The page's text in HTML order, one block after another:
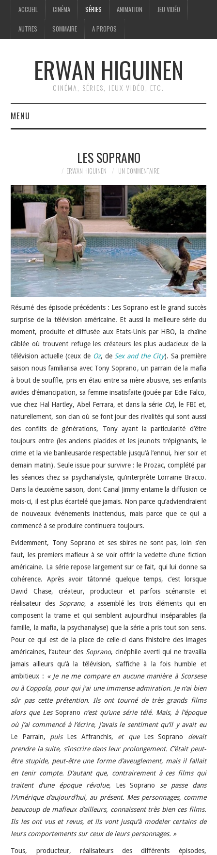
ACCUEIL CINÉMA SÉRIES ANIMATION JEU VIDÉO
AUTRES SOMMAIRE A PROPOS
ERWAN HIGUINEN
CINÉMA, SÉRIES, JEUX VIDÉO, ETC.
MENU
SÉRIES
ANIMATION
JEU VIDÉO
AUTRES
SOMMAIRE
A PROPOS
LES SOPRANO
ERWAN HIGUINEN UN COMMENTAIRE
Résumé des épisode précédents : Les Soprano est le grand succès
surprise de la télévision américaine. Et aussi la meilleure série du
moment, produite et diffusée aux Etats-Unis par HBO, la chaîne
câblée où trouvent refuge les créateurs les plus audacieux de la
télévision actuelle (ceux de Oz, de Sex and the City). Sa première
saison nous familiarisa avec Tony Soprano, un parrain de la mafia
à bout de souffle, pris en étau entre sa mère abusive, ses enfants
avides d’émancipation, sa femme insatisfaite (jouée par Edie Falco,
vue chez Hal Hartley, Abel Ferrara, et dans la série Oz), le FBI et,
naturellement, son clan où se font jour des rivalités qui sont aussi
des conflits de générations, Tony ayant la particularité d’être
toujours entre (les anciens placides et les jeunots trépignants, le
crime et la vie banlieusarde respectable jusqu’à l’ennui, hier soir et
demain matin). Seule issue pour survivre : le Prozac, complété par
les séances chez sa psychanalyste, qu’interprète Lorraine Bracco.
Dans la deuxième saison, dont Canal Jimmy entame la diffusion ce
mois-ci, il est plus écartelé que jamais. Non parce qu’adviendraient
de nouveaux événements inattendus, mais parce que ce qui a
commencé à se produire continuera toujours.
Evidemment, Tony Soprano et ses sbires ne sont pas, loin s’en
faut, les premiers mafieux à se voir offrir la vedette d’une fiction
américaine. La série repose largement sur ce fait, qui lui donne sa
cohérence. Après avoir tâtonné quelque temps, c’est lorsque
David Chase, créateur, producteur et parfois scénariste et
réalisateur des Soprano, a assemblé les trois éléments qui en
composent la trame et qui semblent aujourd’hui inséparables (la
famille, la mafia, la psychanalyse) que la série a pris tout son sens.
Pour ce qui est de la place de celle-ci dans l’histoire des images
américaines, l’auteur des Soprano, cinéphile averti qui ne travailla
jamais ailleurs qu’à la télévision, s’affiche à la fois humble et
ambitieux : « Je ne me compare en aucune manière à Scorsese
ou à Coppola, pour qui j’ai une immense admiration. Je n’ai bien
sûr pas cette prétention. Ils ont tourné de très grands films
alors que LesSoprano n’est qu’une série télé. Mais, à l’époque
où j’ai commencé à l’écrire, j’avais le sentiment qu’il y avait eu
Le Parrain, puisLes Affranchis, et queLes Soprano devait
prendre la suite, s’inscrire dans leur prolongement. C’était peut-
être stupide, peut-être une forme d’aveuglement, mais il fallait
en tenir compte. D’autant que, contrairement à ces films qui
traitent d’une époque révolue, Les Soprano se passe dans
l’Amérique d’aujourd’hui, au présent. Mes personnages, comme
beaucoup de mafieux d’ailleurs, connaissent très bien ces films.
Ils les ont vus et revus, et ils vont jusqu’à modeler certains de
leurs comportements sur ceux de leurs personnages. »
Tous, producteur, réalisateurs des différents épisodes,